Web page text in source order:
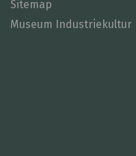
Sitemap
Museum Industriekultur